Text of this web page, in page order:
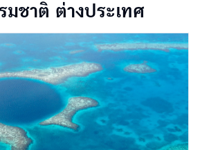
มชาติ ต่างประเทศ